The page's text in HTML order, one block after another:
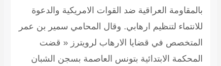
بالمقاومة العراقية ضد القوات الامريكية والدعوة
للانتماء لتنظيم ارهابي. وقال المحامي سمير بن عمر
المتخصص في قضايا الارهاب لرويترز « قضت
المحكمة الابتدائية بتونس العاصمة بسجن الشبان